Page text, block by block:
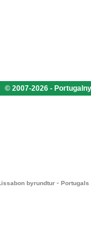
© 2007-2026 -
byrundtur - Portugals